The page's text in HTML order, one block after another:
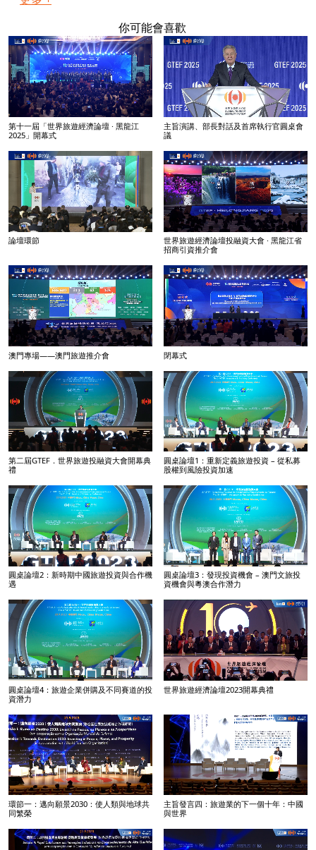
你可能會喜歡
第十一屆「世界旅遊經濟論壇 · 黑龍江
2025」開幕式
主旨演講、部長對話及首席執行官圓桌會
議
論壇環節
世界旅遊經濟論壇投融資大會 · 黑龍江省
招商引資推介會
澳門專場——澳門旅遊推介會 閉幕式
第二屆GTEF．世界旅遊投融資大會開幕典
禮
圓桌論壇1：重新定義旅遊投資 – 從私募
股權到風險投資加速
圓桌論壇2：新時期中國旅遊投資與合作機
遇
圓桌論壇3：發現投資機會 – 澳門文旅投
資機會與粵澳合作潛力
圓桌論壇4：旅遊企業併購及不同賽道的投
資潛力
世界旅遊經濟論壇2023開幕典禮
環節一：邁向願景2030：使人類與地球共
同繁榮
主旨發言四：旅遊業的下一個十年：中國
與世界